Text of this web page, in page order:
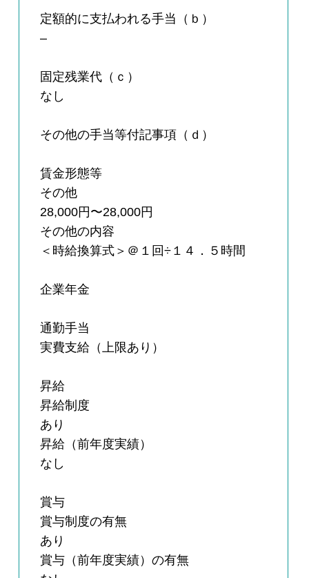
定額的に支払われる手当（ｂ）
–
固定残業代（ｃ）
なし
その他の手当等付記事項（ｄ）
賃金形態等
その他
28,000円〜28,000円
その他の内容
＜時給換算式＞＠１回÷１４．５時間
企業年金
通勤手当
実費支給（上限あり）
昇給
昇給制度
あり
昇給（前年度実績）
なし
賞与
賞与制度の有無
あり
賞与（前年度実績）の有無